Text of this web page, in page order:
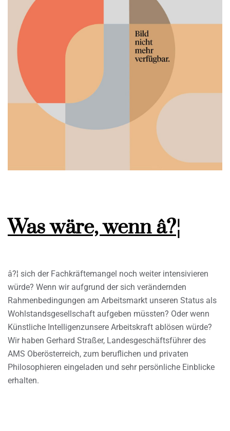
Was wäre, wenn â?¦
â?¦ sich der Fachkräftemangel noch weiter intensivieren
würde? Wenn wir aufgrund der sich verändernden
Rahmenbedingungen am Arbeitsmarkt unseren Status als
Wohlstandsgesellschaft aufgeben müssten? Oder wenn
Künstliche Intelligenzunsere Arbeitskraft ablösen würde?
Wir haben Gerhard Straßer, Landesgeschäftsführer des
AMS Oberösterreich, zum beruflichen und privaten
Philosophieren eingeladen und sehr persönliche Einblicke
erhalten.